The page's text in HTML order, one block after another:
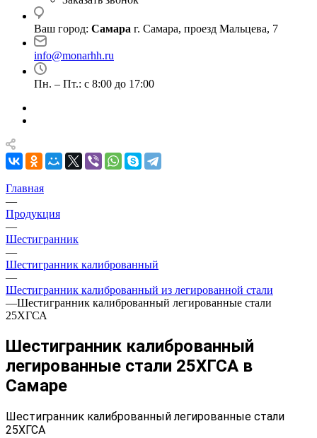
Ваш город: Самара г. Самара, проезд Мальцева, 7
info@monarhh.ru
Пн. – Пт.: с 8:00 до 17:00
Главная
—
Продукция
—
Шестигранник
—
Шестигранник калиброванный
—
Шестигранник калиброванный из легированной стали
—Шестигранник калиброванный легированные стали
25ХГСА
Шестигранник калиброванный
легированные стали 25ХГСА в
Самаре
Шестигранник калиброванный легированные стали
25ХГСА